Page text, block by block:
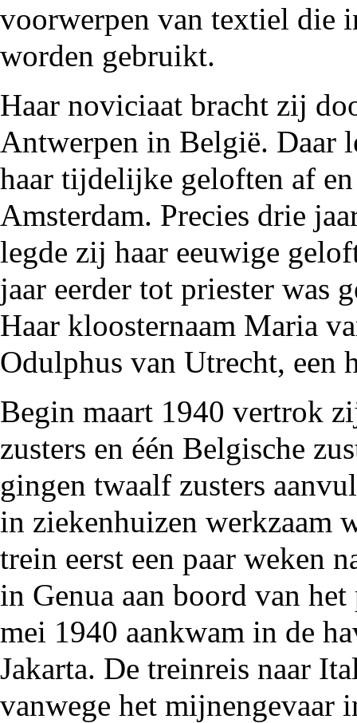
voorwerpen van textiel die
worden gebruikt.
Haar noviciaat bracht zij
Antwerpen in België. Daar
haar tijdelijke geloften af
Amsterdam. Precies drie
legde zij haar eeuwige
jaar eerder tot priester was
Haar kloosternaam Maria
Odulphus van Utrecht, een
Begin maart 1940 vertrok
zusters en één Belgische
gingen twaalf zusters
in ziekenhuizen werkzaam
trein eerst een paar weken
in Genua aan boord van
mei 1940 aankwam in de
Jakarta. De treinreis naar
vanwege het mijnengevaar